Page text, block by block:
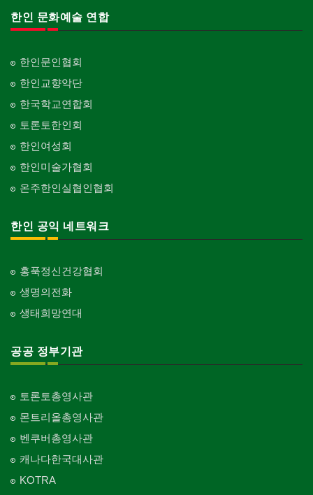
한인 문화예술 연합
한인문인협회
한인교향악단
한국학교연합회
토론토한인회
한인여성회
한인미술가협회
온주한인실협인협회
한인 공익 네트워크
홍푹정신건강협회
생명의전화
생태희망연대
공공 정부기관
토론토총영사관
몬트리올총영사관
벤쿠버총영사관
캐나다한국대사관
KOTRA